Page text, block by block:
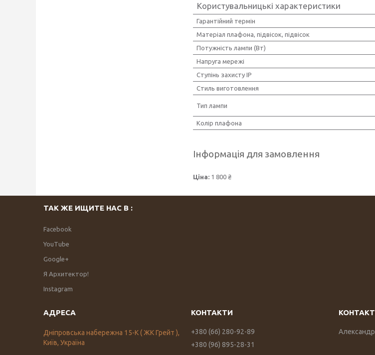
Користувальницькі характеристики
Гарантійний термін
Матеріал плафона, підвісок, підвісок
Потужність лампи (Вт)
Напруга мережі
Ступінь захисту IP
Стиль виготовлення
Тип лампи
Колір плафона
Інформація для замовлення
Ціна: 1 800 ₴
ТАК ЖЕ ИЩИТЕ НАС В :
Facebook
YouTube
Google+
Я Архитектор!
Instagram
Дніпровська набережна 15-К ( ЖК Грейт ),
Київ, Україна
+380 (66) 280-92-89
+380 (96) 895-28-31
Александр